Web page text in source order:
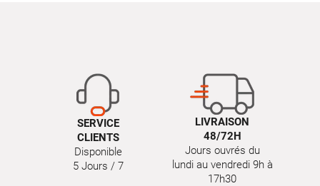
SERVICE
CLIENTS
Disponible
5 Jours / 7
LIVRAISON
48/72H
Jours ouvrés du
lundi au vendredi 9h à
17h30